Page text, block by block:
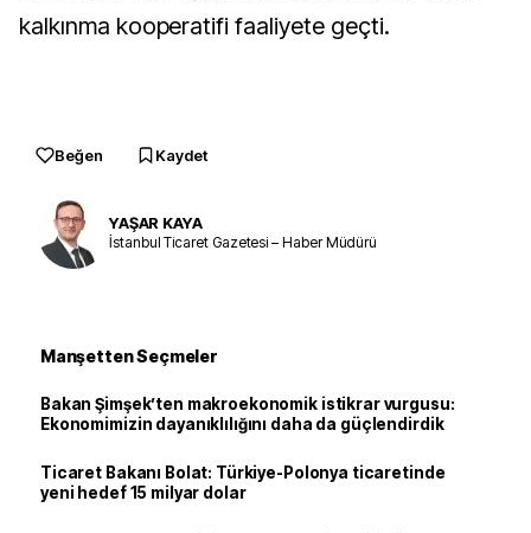
kalkınma kooperatifi faaliyete geçti.
Beğen Kaydet
YAŞAR KAYA
İstanbul Ticaret Gazetesi – Haber Müdürü
Manşetten Seçmeler
Bakan Şimşek’ten makroekonomik istikrar vurgusu:
Ekonomimizin dayanıklılığını daha da güçlendirdik
Ticaret Bakanı Bolat: Türkiye-Polonya ticaretinde
yeni hedef 15 milyar dolar